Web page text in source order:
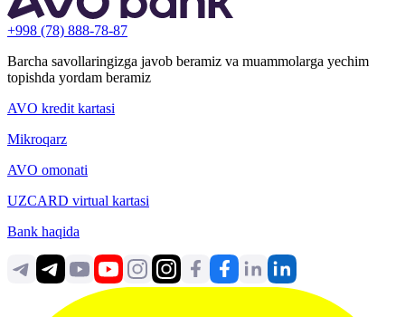
+998 (78) 888-78-87
Barcha savollaringizga javob beramiz va muammolarga yechim
topishda yordam beramiz
AVO kredit kartasi
Mikroqarz
AVO omonati
UZCARD virtual kartasi
Bank haqida